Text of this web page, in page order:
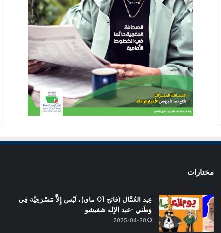
مختارات
عِيد العُمَّال (فاتح 01 ماي)، لَيْس إِلاَّ مَسْرَحِيَّة فِي
وَطَني -عبد الإله شفيشو
2025-04-30